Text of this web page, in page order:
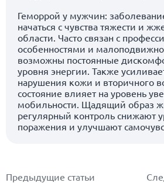
Геморрой у мужчин:
начаться с чувства тяжести и
области. Часто связан с
особенностями и
возможны постоянные
уровня энергии. Также
нарушения кожи и вторичного
состояние влияет на уровень
мобильности. Щадящий образ
регулярный контроль снижают
поражения и улучшают
Предыдущие статьи